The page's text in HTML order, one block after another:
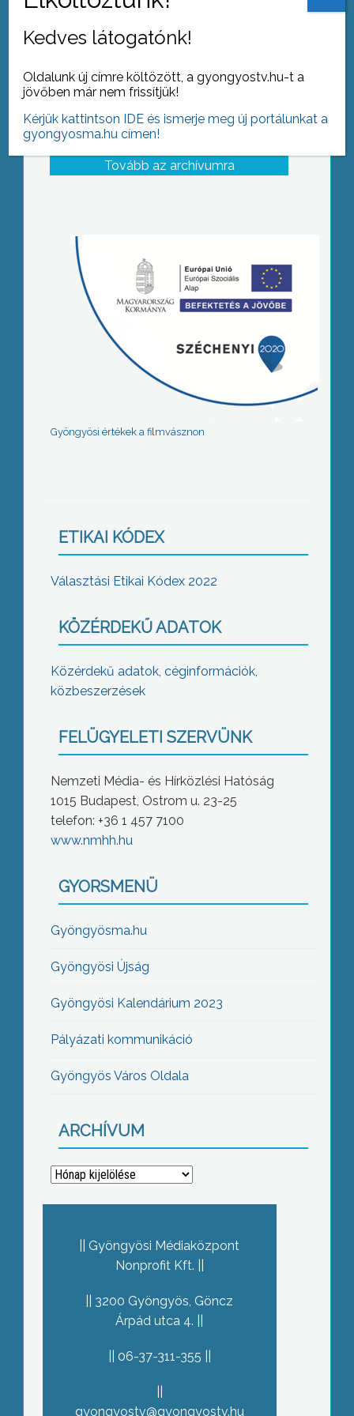
Tovább az archívumra
Gyöngyösi értékek a filmvásznon
ETIKAI KÓDEX
Választási Etikai Kódex 2022
KÖZÉRDEKŰ ADATOK
Közérdekű adatok, céginformációk,
közbeszerzések
FELÜGYELETI SZERVÜNK
Nemzeti Média- és Hírközlési Hatóság
1015 Budapest, Ostrom u. 23-25
telefon: +36 1 457 7100
www.nmhh.hu
GYORSMENÜ
Gyöngyösma.hu
Gyöngyösi Újság
Gyöngyösi Kalendárium 2023
Pályázati kommunikáció
Gyöngyös Város Oldala
ARCHÍVUM
Archívum
Gyöngyösi Médiaközpont
Nonprofit Kft.
3200 Gyöngyös, Göncz
Árpád utca 4.
06-37-311-355
gyongyostv@gyongyostv.hu
Kedves látogatónk!
Oldalunk új címre költözött, a gyongyostv.hu-t a
jövőben már nem frissítjük!
Kérjük kattintson IDE és ismerje meg új portálunkat a
gyongyosma.hu címen!